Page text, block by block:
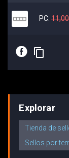
PC:
E content_copy
Explorar
Tienda de
Sellos por